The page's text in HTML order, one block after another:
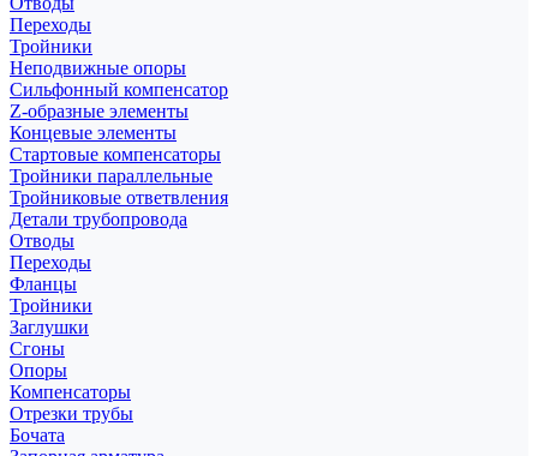
Переходы
Тройники
Неподвижные опоры
Cильфонный компенсатор
Z-образные элементы
Концевые элементы
Стартовые компенсаторы
Тройники параллельные
Тройниковые ответвления
Детали трубопровода
Отводы
Переходы
Фланцы
Тройники
Заглушки
Сгоны
Опоры
Компенсаторы
Отрезки трубы
Бочата